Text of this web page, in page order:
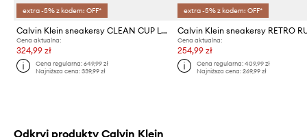
extra -5% z kodem: OFF*
Calvin Klein sneakersy CLEAN CUP LOW LACEUP MONO
Cena aktualna:
324,99 zł
Cena regularna:649,99 zł
Najniższa cena:339,99 zł
extra -5% z kodem: OFF*
Cena aktualna:
254,99 zł
Cena regularna: 409,99 zł
Najniższa cena: 269,99 zł
Odkryj produkty Calvin Klein